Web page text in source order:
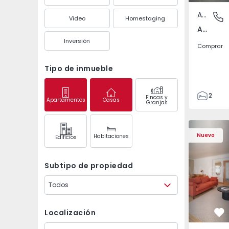
Video Homestaging
Inversión
Tipo de inmueble
Apartamentos Casas Fincas y
Granjas
Edifícios Habitaciones
Subtipo de propiedad
Todos
Localización
Amora,
Apartamento
Amora, Setúbal
Comprar
2
64
72
2
Nuevo
Apartamento T4